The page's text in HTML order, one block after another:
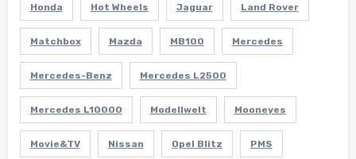
Honda Hot Wheels Jaguar Land Rover
Matchbox Mazda MB100 Mercedes
Mercedes-Benz Mercedes L2500
Mercedes L10000 Modellwelt Mooneyes
Movie&TV Nissan Opel Blitz PMS